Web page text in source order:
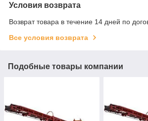
Условия возврата
Возврат товара в течение 14 дней по
Все условия возврата
Подобные товары компании